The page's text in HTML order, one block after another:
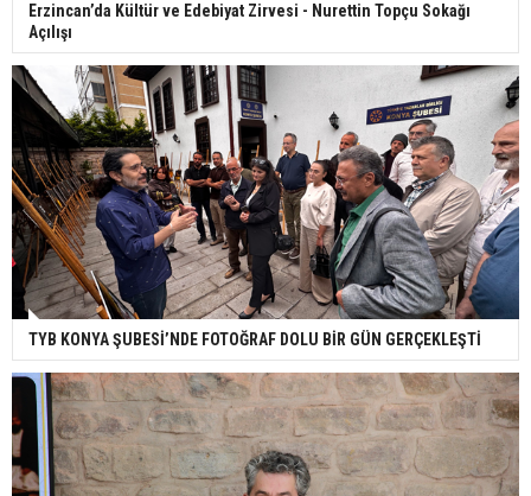
Erzincan’da Kültür ve Edebiyat Zirvesi - Nurettin Topçu Sokağı
Açılışı
TYB KONYA ŞUBESİ’NDE FOTOĞRAF DOLU BİR GÜN GERÇEKLEŞTİ